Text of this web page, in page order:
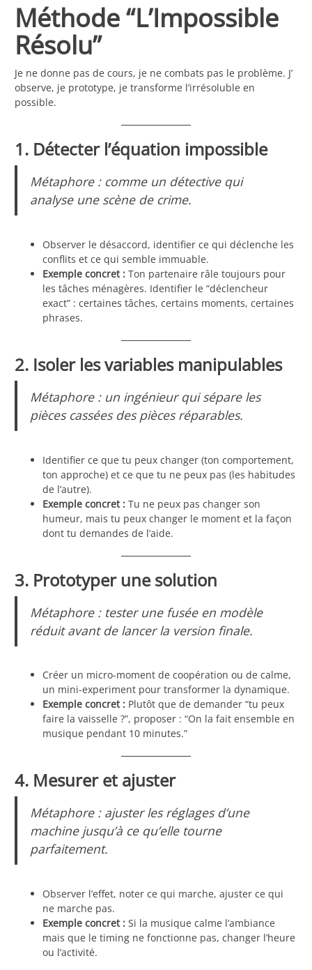
Méthode “L’Impossible
Résolu”
Je ne donne pas de cours, je ne combats pas le problème. J’
observe, je prototype, je transforme l’irrésoluble en
possible.
1. Détecter l’équation impossible
Métaphore : comme un détective qui
analyse une scène de crime.
Observer le désaccord, identifier ce qui déclenche les
conflits et ce qui semble immuable.
Exemple concret : Ton partenaire râle toujours pour
les tâches ménagères. Identifier le “déclencheur
exact” : certaines tâches, certains moments, certaines
phrases.
2. Isoler les variables manipulables
Métaphore : un ingénieur qui sépare les
pièces cassées des pièces réparables.
Identifier ce que tu peux changer (ton comportement,
ton approche) et ce que tu ne peux pas (les habitudes
de l’autre).
Exemple concret : Tu ne peux pas changer son
humeur, mais tu peux changer le moment et la façon
dont tu demandes de l’aide.
3. Prototyper une solution
Métaphore : tester une fusée en modèle
réduit avant de lancer la version finale.
Créer un micro-moment de coopération ou de calme,
un mini-experiment pour transformer la dynamique.
Exemple concret : Plutôt que de demander “tu peux
faire la vaisselle ?”, proposer : “On la fait ensemble en
musique pendant 10 minutes.”
4. Mesurer et ajuster
Métaphore : ajuster les réglages d’une
machine jusqu’à ce qu’elle tourne
parfaitement.
Observer l’effet, noter ce qui marche, ajuster ce qui
ne marche pas.
Exemple concret : Si la musique calme l’ambiance
mais que le timing ne fonctionne pas, changer l’heure
ou l’activité.